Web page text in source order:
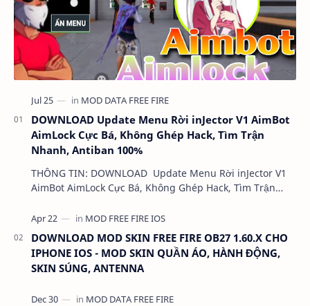
DOWNLOAD Update Menu Rời inJector V1 AimBot
AimLock Cực Bá, Không Ghép Hack, Tìm Trận
Nhanh, Antiban 100%
THÔNG TIN: DOWNLOAD Update Menu Rời inJector V1
AimBot AimLock Cực Bá, Không Ghép Hack, Tìm Trận
DOWNLOAD MOD SKIN FREE FIRE OB27 1.60.X CHO
IPHONE IOS - MOD SKIN QUẦN ÁO, HÀNH ĐỘNG,
SKIN SÚNG, ANTENNA